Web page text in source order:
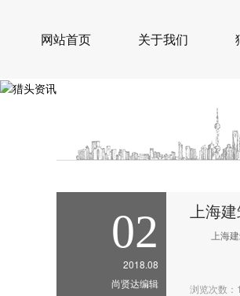
网站首页 关于我们
02
2018.08
尚贤达编辑
上海
上海建
浏览次数：